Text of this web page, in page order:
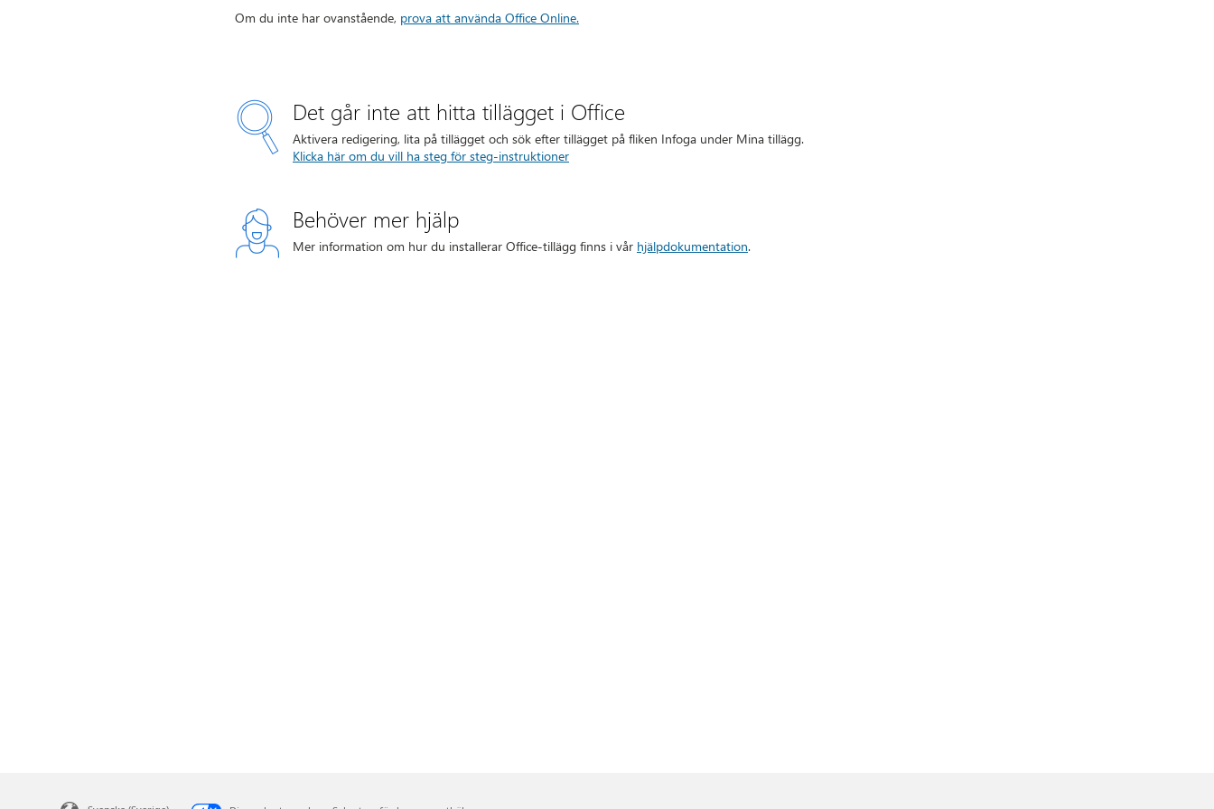
Om du inte har ovanstående, prova att använda Office Online.
Det går inte att hitta tillägget i Office
Aktivera redigering, lita på tillägget och sök efter tillägget på fliken Infoga under Mina tillägg.
Klicka här om du vill ha steg för steg-instruktioner
Behöver mer hjälp
Mer information om hur du installerar Office-tillägg finns i vår hjälpdokumentation.